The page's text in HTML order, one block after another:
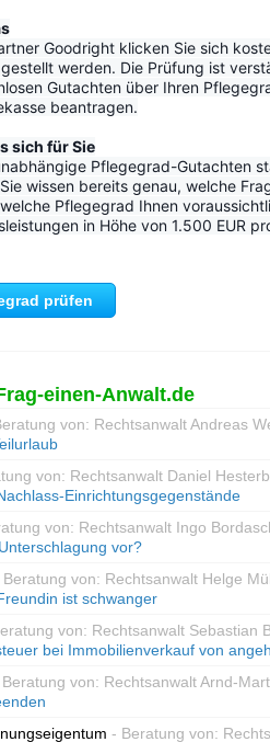
Goodright klicken Sie sich
werden. Die Prüfung ist
Gutachten über Ihren
beantragen.
sich für Sie
Pflegegrad-Gutachten
wissen bereits genau, welche
Pflegegrad Ihnen
in Höhe von 1.500 EUR
prüfen
einen-Anwalt.de
von: Rechtsanwalt Andreas
von: Rechtsanwalt Daniel
Einrichtungsgegenstände
von: Rechtsanwalt Ingo
vor?
Beratung von: Rechtsanwalt Helge
ist schwanger
von: Rechtsanwalt Sebastian
bei Immobilienverkauf von
von: Rechtsanwalt Arnd-
- Beratung von: